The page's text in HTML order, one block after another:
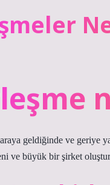
geldiğinde ve geriye
ve büyük bir şirket